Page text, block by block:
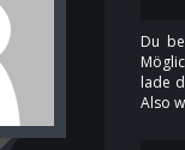
Du
lade
Also